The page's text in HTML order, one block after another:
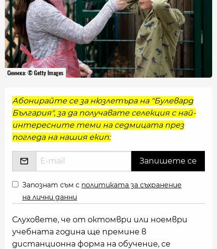
Снимка: © Getty Images
Абонирайте се за нюзлетъра на "Булевард
България", за да получавате селекция с най-
интересните теми на седмицата през
погледа на нашия екип:
Запознат съм с политиката за съхранение
на лични данни
Слуховете, че от октомври или ноември
учебната година ще премине в
дистанционна форма на обучение, се